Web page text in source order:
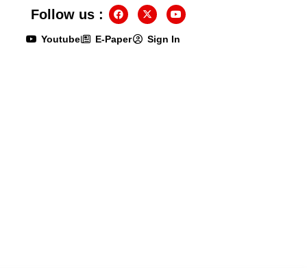
Youtube E-Paper Sign In
Follow us :